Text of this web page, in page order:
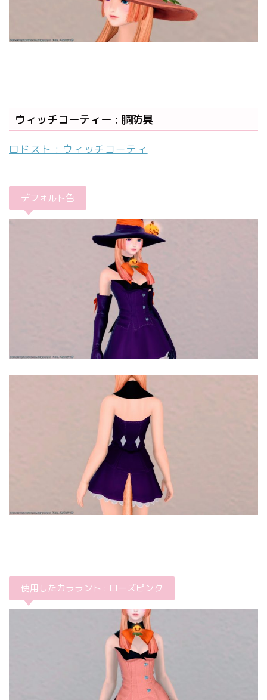
ウィッチコーティー : 胴防具
ロドスト : ウィッチコーティ
デフォルト色
使用したカララント : ローズピンク